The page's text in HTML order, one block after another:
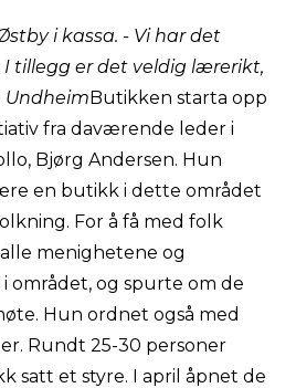
i kassa. - Vi har det
I tillegg er det veldig lærerikt,
UndheimButikken starta opp
fra daværende leder i
Bjørg Andersen. Hun
en butikk i dette området
For å få med folk
menighetene og
området, og spurte om de
Hun ordnet også med
Rundt 25-30 personer
satt et styre. I april åpnet de